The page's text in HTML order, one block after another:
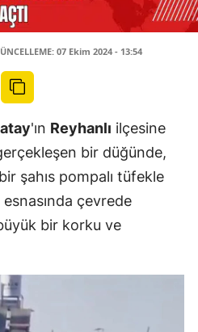
07 Ekim 2024 - 13:54
'ın Reyhanlı ilçesine
bir düğünde,
şahıs pompalı tüfekle
çevrede
bir korku ve